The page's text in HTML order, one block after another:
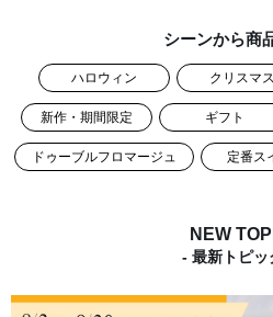
シーンから商
ハロウィン クリスマス
新作・期間限定 ギフト
ドゥーブルフロマージュ 定番ス
NEW
- 最新トピッ